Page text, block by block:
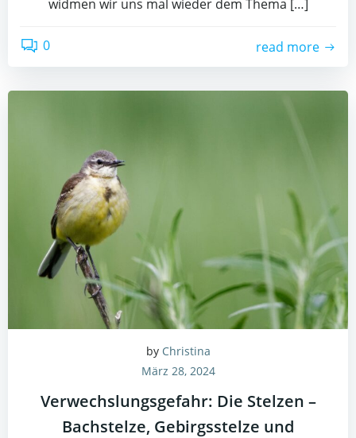
widmen wir uns mal wieder dem Thema […]
0 read more
by Christina
März 28, 2024
Verwechslungsgefahr: Die Stelzen –
Bachstelze, Gebirgsstelze und